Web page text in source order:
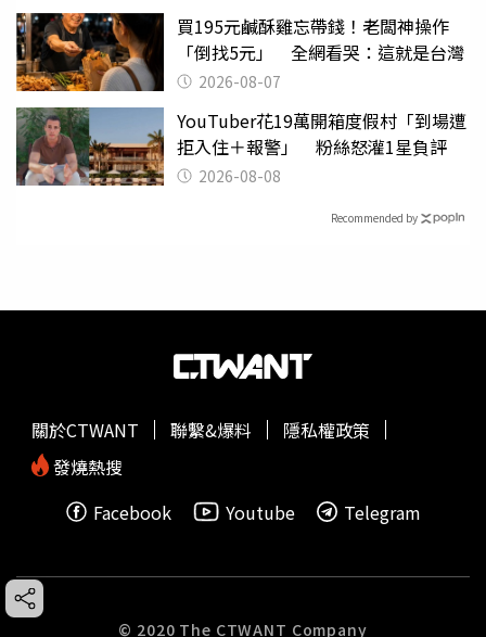
買195元鹹酥雞忘帶錢！老闆神操作
「倒找5元」 全網看哭：這就是台灣
2026-08-07
YouTuber花19萬開箱度假村「到場遭
拒入住＋報警」 粉絲怒灌1星負評
2026-08-08
Recommended by
關於CTWANT 聯繫&爆料
隱私權政策
發燒熱搜
Facebook
Youtube Telegram
© 2020 The CTWANT Company